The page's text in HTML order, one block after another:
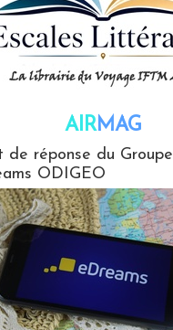
AIRMAG
de réponse du Groupe
ODIGEO